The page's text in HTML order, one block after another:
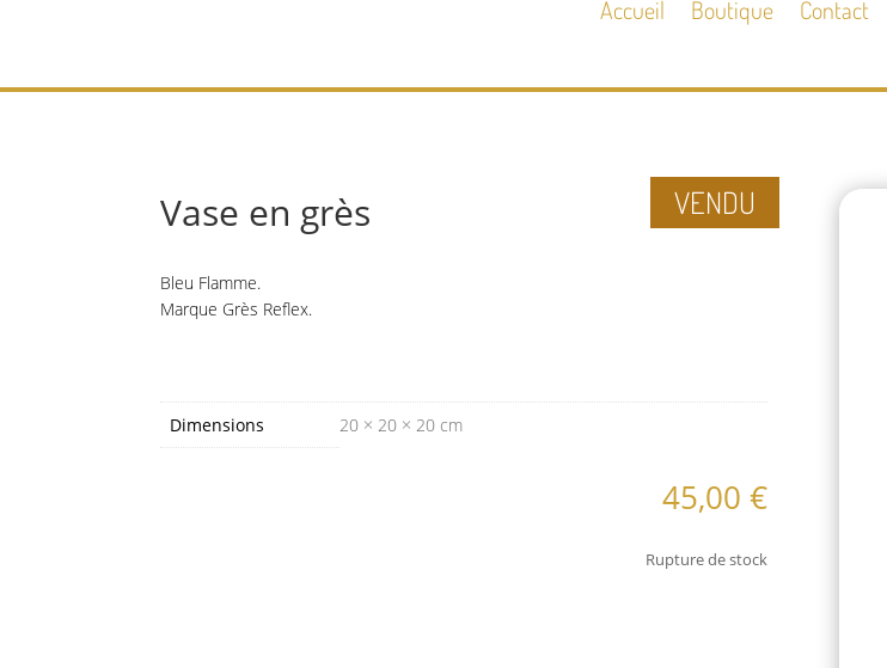
Accueil Boutique Contact
Vase en grès
Bleu Flamme.
Marque Grès Reflex.
Dimensions 20 × 20 × 20 cm
45,00€
VENDU
Rupture de stock